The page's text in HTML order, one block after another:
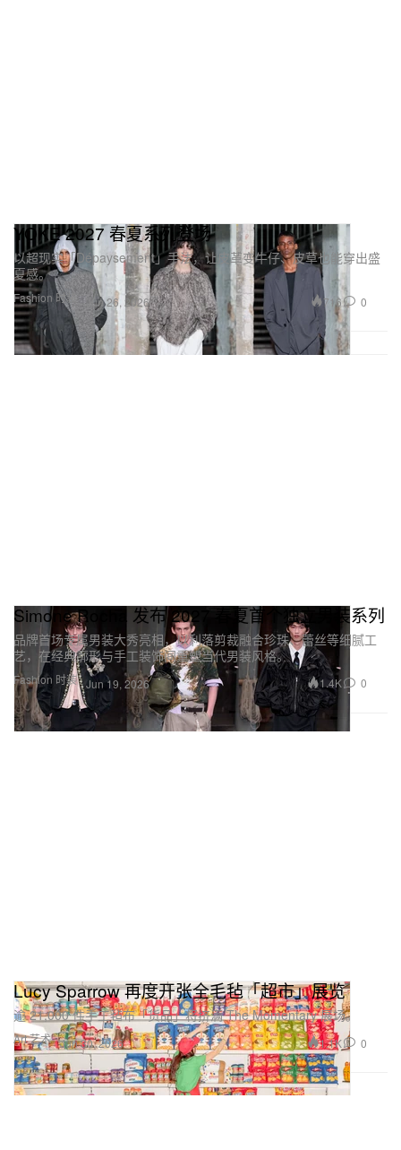
Fashion 时装
YOKE 2027 春夏系列登场
以超现实「Dépaysement」手法，让皮革变牛仔、皮草也能穿出盛
夏感。
Jun 26, 2026 716 0
Fashion 时装
Simone Rocha 发布 2027 春夏首个独立男装系列
品牌首场专属男装大秀亮相，以利落剪裁融合珍珠、蕾丝等细腻工
艺，在经典廓形与手工装饰间重塑当代男装风格。
Jun 19, 2026 1.4K 0
Art 艺术
Lucy Sparrow 再度开张全毛毡「超市」展览
逾 21,000 件手工毡布「货品」将挤满 The Momentary 展场。
Jun 30, 2026 1.1K 0